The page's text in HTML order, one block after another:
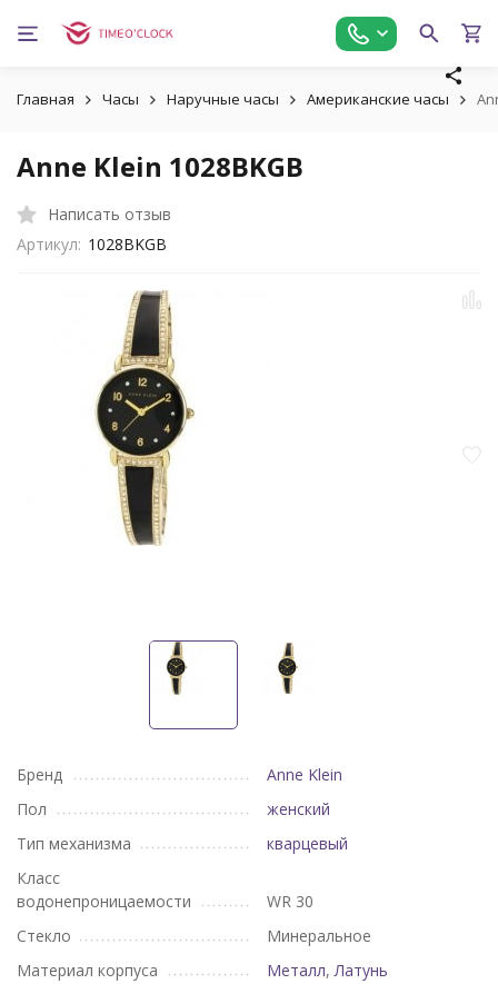
Главная Часы Наручные часы Американские часы
Anne Klein 1028BKGB
Написать отзыв
Артикул: 1028BKGB
Бренд
Anne Klein
Пол
женский
Тип механизма
кварцевый
Класс
водонепроницаемости
WR 30
Стекло
Минеральное
Материал корпуса
Металл,Латунь